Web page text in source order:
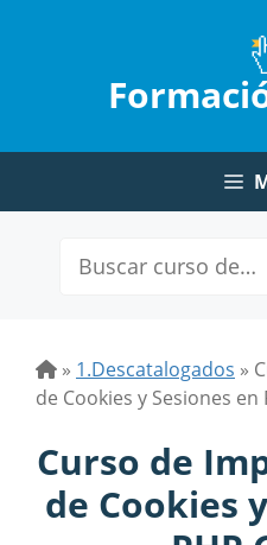
» 1.Descatalogados »
de Cookies y Sesiones en
Curso de
de Cookies